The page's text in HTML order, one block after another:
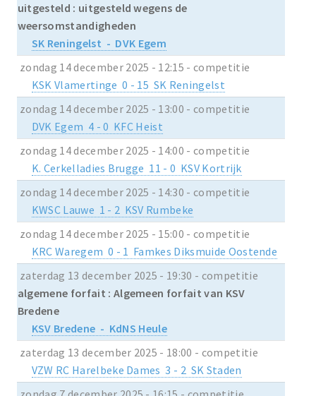
uitgesteld : uitgesteld wegens de
weersomstandigheden
SK Reningelst - DVK Egem
zondag 14 december 2025 - 12:15 - competitie
KSK Vlamertinge 0 - 15 SK Reningelst
zondag 14 december 2025 - 13:00 - competitie
DVK Egem 4 - 0 KFC Heist
zondag 14 december 2025 - 14:00 - competitie
K. Cerkelladies Brugge 11 - 0 KSV Kortrijk
zondag 14 december 2025 - 14:30 - competitie
KWSC Lauwe 1 - 2 KSV Rumbeke
zondag 14 december 2025 - 15:00 - competitie
KRC Waregem 0 - 1 Famkes Diksmuide Oostende
zaterdag 13 december 2025 - 19:30 - competitie
algemene forfait : Algemeen forfait van KSV
Bredene
KSV Bredene - KdNS Heule
zaterdag 13 december 2025 - 18:00 - competitie
VZW RC Harelbeke Dames 3 - 2 SK Staden